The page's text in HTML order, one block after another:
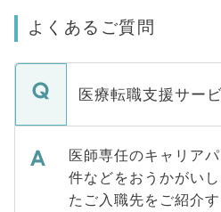
よくあるご質問
医療転職支援サー
医師専任のキャリア
件などをおうかがい
たご入職先をご紹介す